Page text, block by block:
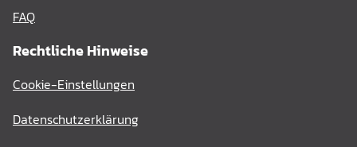
FAQ
Rechtliche Hinweise
Cookie-Einstellungen
Datenschutzerklärung